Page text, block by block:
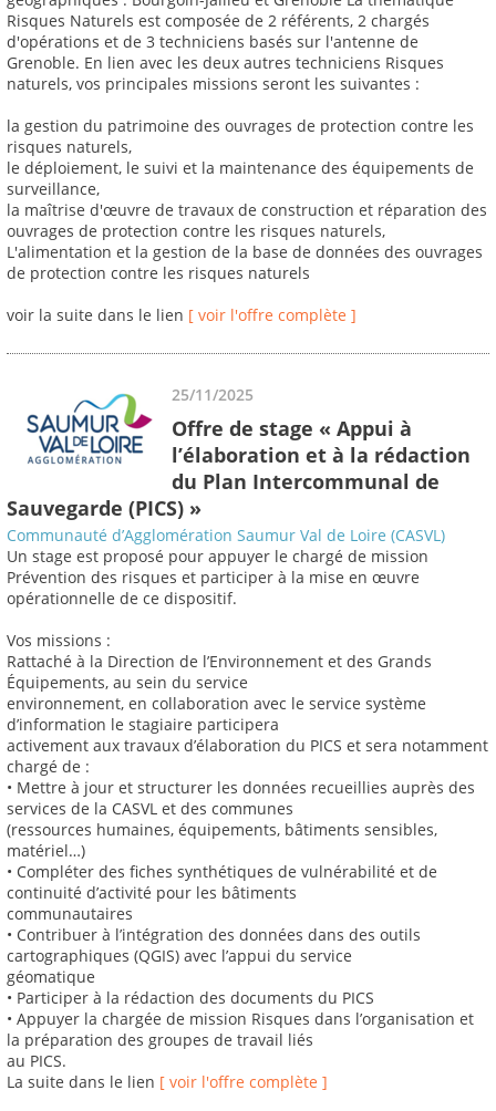
Risques Naturels est composée de 2 référents, 2 chargés
d'opérations et de 3 techniciens basés sur l'antenne de
Grenoble. En lien avec les deux autres techniciens Risques
naturels, vos principales missions seront les suivantes :
la gestion du patrimoine des ouvrages de protection contre les
risques naturels,
le déploiement, le suivi et la maintenance des équipements de
surveillance,
la maîtrise d'œuvre de travaux de construction et réparation des
ouvrages de protection contre les risques naturels,
L'alimentation et la gestion de la base de données des ouvrages
de protection contre les risques naturels
voir la suite dans le lien [ voir l'offre complète ]
25/11/2025
Offre de stage « Appui à
l’élaboration et à la rédaction
du Plan Intercommunal de
Sauvegarde (PICS) »
Communauté d’Agglomération Saumur Val de Loire (CASVL)
Un stage est proposé pour appuyer le chargé de mission
Prévention des risques et participer à la mise en œuvre
opérationnelle de ce dispositif.
Vos missions :
Rattaché à la Direction de l’Environnement et des Grands
Équipements, au sein du service
environnement, en collaboration avec le service système
d’information le stagiaire participera
activement aux travaux d’élaboration du PICS et sera notamment
chargé de :
• Mettre à jour et structurer les données recueillies auprès des
services de la CASVL et des communes
(ressources humaines, équipements, bâtiments sensibles,
matériel…)
• Compléter des fiches synthétiques de vulnérabilité et de
continuité d’activité pour les bâtiments
communautaires
• Contribuer à l’intégration des données dans des outils
cartographiques (QGIS) avec l’appui du service
géomatique
• Participer à la rédaction des documents du PICS
• Appuyer la chargée de mission Risques dans l’organisation et
la préparation des groupes de travail liés
au PICS.
La suite dans le lien [ voir l'offre complète ]